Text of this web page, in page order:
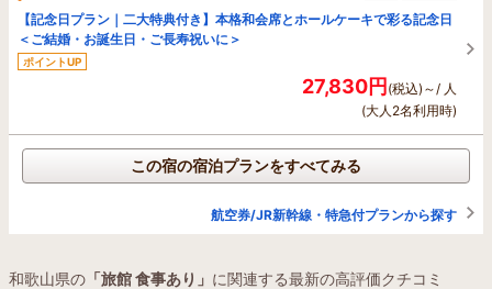
【記念日プラン｜二大特典付き】本格和会席とホールケーキで彩る記念日
＜ご結婚・お誕生日・ご長寿祝いに＞
ポイントUP
27,830円(税込)～/ 人
(大人2名利用時)
この宿の宿泊プランをすべてみる
航空券/JR新幹線・特急付プランから探す
和歌山県の 「旅館 食事あり」 に関連する最新の高評価クチコミ